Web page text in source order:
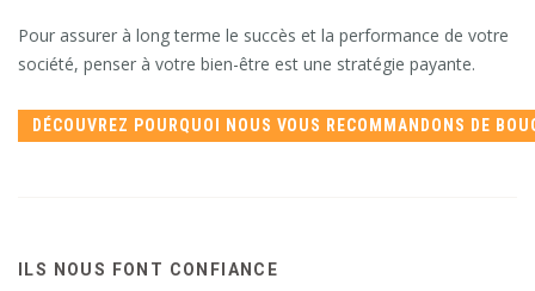
Pour assurer à long terme le succès et la performance de votre
société, penser à votre bien-être est une stratégie payante.
DÉCOUVREZ POURQUOI NOUS VOUS RECOMMANDONS DE
ILS NOUS FONT CONFIANCE